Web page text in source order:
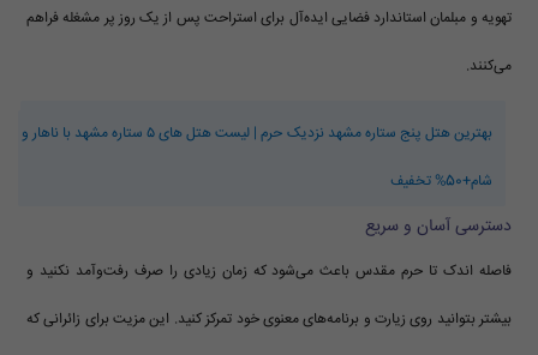
تهویه و مبلمان استاندارد فضایی ایده‌آل برای استراحت پس از یک روز پر مشغله فراهم
می‌کنند.
بهترین هتل پنج ستاره مشهد نزدیک حرم | لیست هتل های ۵ ستاره مشهد با ناهار و
شام+50% تخفیف
دسترسی آسان و سریع
فاصله اندک تا حرم مقدس باعث می‌شود که زمان زیادی را صرف رفت‌وآمد نکنید و
بیشتر بتوانید روی زیارت و برنامه‌های معنوی خود تمرکز کنید. این مزیت برای زائرانی که